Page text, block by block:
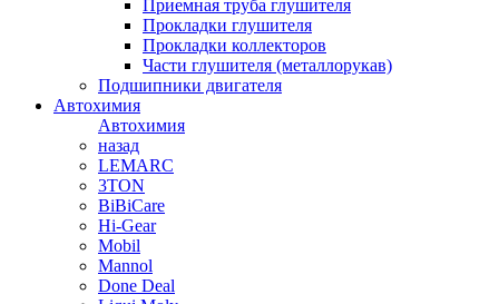
Приемная труба глушителя
Прокладки глушителя
Прокладки коллекторов
Части глушителя (металлорукав)
Подшипники двигателя
Автохимия
Автохимия
назад
LEMARC
3TON
BiBiCare
Hi-Gear
Mobil
Mannol
Done Deal